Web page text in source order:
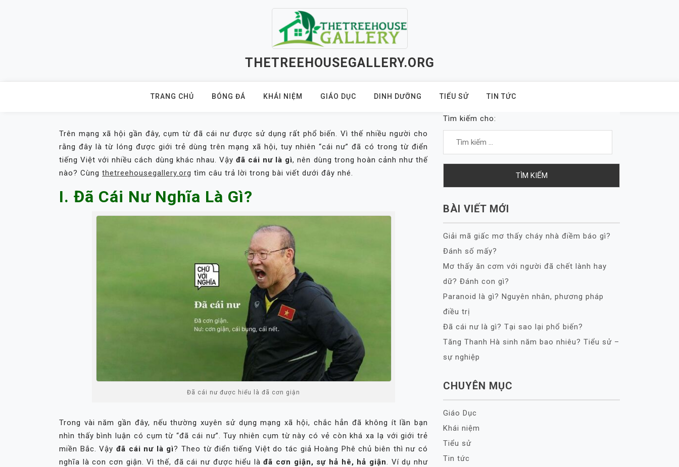
THETREEHOUSEGALLERY.ORG
TRANG CHỦ BÓNG ĐÁ KHÁI NIỆM GIÁO DỤC DINH DƯỠNG TIỂU SỬ TIN TỨC
Trên mạng xã hội gần đây, cụm từ đã cái nư được sử dụng rất phổ biến. Vì thế nhiều người cho
rằng đây là từ lóng được giới trẻ dùng trên mạng xã hội, tuy nhiên “cái nư” đã có trong từ điển
tiếng Việt với nhiều cách dùng khác nhau. Vậy đã cái nư là gì, nên dùng trong hoàn cảnh như thế
nào? Cùng thetreehousegallery.org tìm câu trả lời trong bài viết dưới đây nhé.
I. Đã Cái Nư Nghĩa Là Gì?
Đã cái nư được hiểu là đã cơn giận
Trong vài năm gần đây, nếu thường xuyên sử dụng mạng xã hội, chắc hẳn đã không ít lần bạn
nhìn thấy bình luận có cụm từ “đã cái nư”. Tuy nhiên cụm từ này có vẻ còn khá xa lạ với giới trẻ
miền Bắc. Vậy đã cái nư là gì? Theo từ điển tiếng Việt do tác giả Hoàng Phê chủ biên thì nư có
nghĩa là con cơn giận. Vì thế, đã cái nư được hiểu làđã cơn giận, sự hả hê, hả giận
. Ví dụ như
Tìm kiếm cho:
BÀI VIẾT MỚI
Giải mã giấc mơ thấy cháy nhà điềm báo gì?
Đánh số mấy?
Mơ thấy ăn cơm với người đã chết lành hay
dữ? Đánh con gì?
Paranoid là gì? Nguyên nhân, phương pháp
điều trị
Đã cái nư là gì? Tại sao lại phổ biến?
Tăng Thanh Hà sinh năm bao nhiêu? Tiểu sử –
sự nghiệp
CHUYÊN MỤC
Giáo Dục
Khái niệm
Tiểu sử
Tin tức